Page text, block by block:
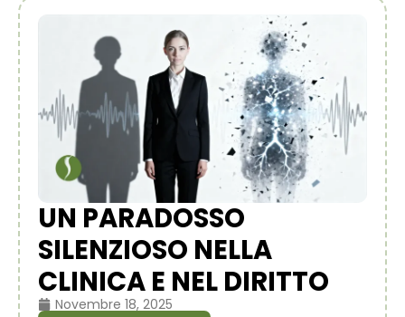
UN PARADOSSO
SILENZIOSO NELLA
CLINICA E NEL DIRITTO
Novembre 18, 2025